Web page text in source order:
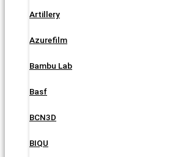
Artillery
Azurefilm
Bambu Lab
Basf
BCN3D
BIQU